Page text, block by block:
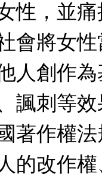
性，並
會將女
人創作
諷刺等
著作權
的改作